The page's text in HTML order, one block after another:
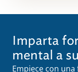
Imparta
mental a
Empiece con